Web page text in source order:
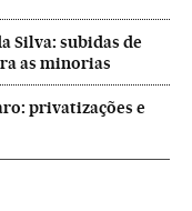
Silva: subidas de
as minorias
privatizações e